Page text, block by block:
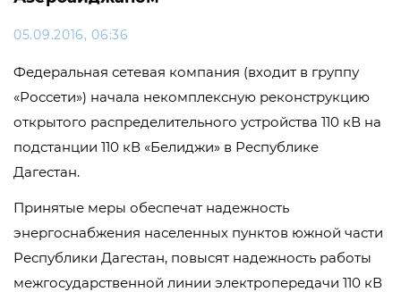
05.09.2016, 06:36
Федеральная сетевая компания (входит в группу
«Россети») начала некомплексную реконструкцию
открытого распределительного устройства 110 кВ на
подстанции 110 кВ «Белиджи» в Республике
Дагестан.
Принятые меры обеспечат надежность
энергоснабжения населенных пунктов южной части
Республики Дагестан, повысят надежность работы
межгосударственной линии электропередачи 110 кВ